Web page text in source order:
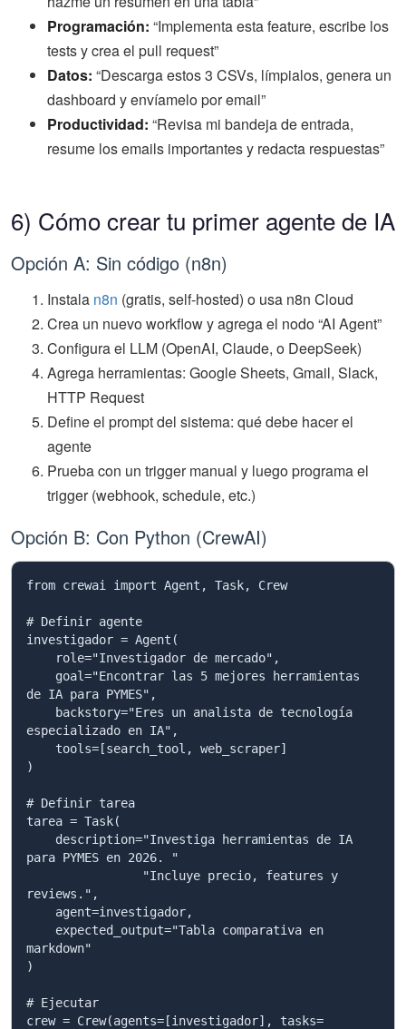
Programación: “Implementa esta feature, escribe los
tests y crea el pull request”
Datos: “Descarga estos 3 CSVs, límpialos, genera un
dashboard y envíamelo por email”
Productividad: “Revisa mi bandeja de entrada,
resume los emails importantes y redacta respuestas”
6) Cómo crear tu primer agente de IA
Opción A: Sin código (n8n)
Instala n8n (gratis, self-hosted) o usa n8n Cloud
Crea un nuevo workflow y agrega el nodo “AI Agent”
Configura el LLM (OpenAI, Claude, o DeepSeek)
Agrega herramientas: Google Sheets, Gmail, Slack,
HTTP Request
Define el prompt del sistema: qué debe hacer el
agente
Prueba con un trigger manual y luego programa el
trigger (webhook, schedule, etc.)
Opción B: Con Python (CrewAI)
from crewai import Agent, Task, Crew
# Definir agente
investigador = Agent(
de IA para PYMES",
especializado en IA",
)
# Definir tarea
tarea = Task(
para PYMES en 2026. "
reviews.",
markdown"
)
# Ejecutar
crew = Crew(agents=[investigador], tasks=